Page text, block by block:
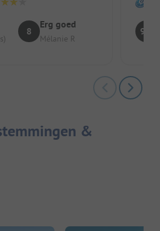
8
Erg goed
Mélanie R
9.1
&